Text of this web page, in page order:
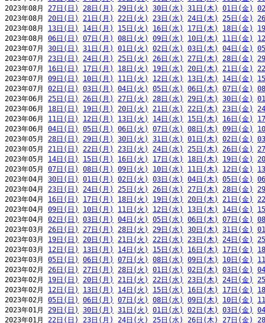
2023年08月 27日(日) 28日(月) 29日(火) 30日(水) 31日(木) 01日(金)
2023年08月 20日(日) 21日(月) 22日(火) 23日(水) 24日(木) 25日(金)
2023年08月 13日(日) 14日(月) 15日(火) 16日(水) 17日(木) 18日(金)
2023年08月 06日(日) 07日(月) 08日(火) 09日(水) 10日(木) 11日(金)
2023年07月 30日(日) 31日(月) 01日(火) 02日(水) 03日(木) 04日(金)
2023年07月 23日(日) 24日(月) 25日(火) 26日(水) 27日(木) 28日(金)
2023年07月 16日(日) 17日(月) 18日(火) 19日(水) 20日(木) 21日(金)
2023年07月 09日(日) 10日(月) 11日(火) 12日(水) 13日(木) 14日(金)
2023年07月 02日(日) 03日(月) 04日(火) 05日(水) 06日(木) 07日(金)
2023年06月 25日(日) 26日(月) 27日(火) 28日(水) 29日(木) 30日(金)
2023年06月 18日(日) 19日(月) 20日(火) 21日(水) 22日(木) 23日(金)
2023年06月 11日(日) 12日(月) 13日(火) 14日(水) 15日(木) 16日(金)
2023年06月 04日(日) 05日(月) 06日(火) 07日(水) 08日(木) 09日(金)
2023年05月 28日(日) 29日(月) 30日(火) 31日(水) 01日(木) 02日(金)
2023年05月 21日(日) 22日(月) 23日(火) 24日(水) 25日(木) 26日(金)
2023年05月 14日(日) 15日(月) 16日(火) 17日(水) 18日(木) 19日(金)
2023年05月 07日(日) 08日(月) 09日(火) 10日(水) 11日(木) 12日(金)
2023年04月 30日(日) 01日(月) 02日(火) 03日(水) 04日(木) 05日(金)
2023年04月 23日(日) 24日(月) 25日(火) 26日(水) 27日(木) 28日(金)
2023年04月 16日(日) 17日(月) 18日(火) 19日(水) 20日(木) 21日(金)
2023年04月 09日(日) 10日(月) 11日(火) 12日(水) 13日(木) 14日(金)
2023年04月 02日(日) 03日(月) 04日(火) 05日(水) 06日(木) 07日(金)
2023年03月 26日(日) 27日(月) 28日(火) 29日(水) 30日(木) 31日(金)
2023年03月 19日(日) 20日(月) 21日(火) 22日(水) 23日(木) 24日(金)
2023年03月 12日(日) 13日(月) 14日(火) 15日(水) 16日(木) 17日(金)
2023年03月 05日(日) 06日(月) 07日(火) 08日(水) 09日(木) 10日(金)
2023年02月 26日(日) 27日(月) 28日(火) 01日(水) 02日(木) 03日(金)
2023年02月 19日(日) 20日(月) 21日(火) 22日(水) 23日(木) 24日(金)
2023年02月 12日(日) 13日(月) 14日(火) 15日(水) 16日(木) 17日(金)
2023年02月 05日(日) 06日(月) 07日(火) 08日(水) 09日(木) 10日(金)
2023年01月 29日(日) 30日(月) 31日(火) 01日(水) 02日(木) 03日(金)
2023年01月 22日(日) 23日(月) 24日(火) 25日(水) 26日(木) 27日(金)